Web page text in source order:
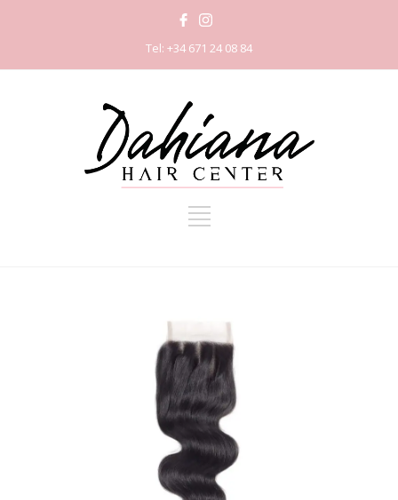
Tel: +34 671 24 08 84